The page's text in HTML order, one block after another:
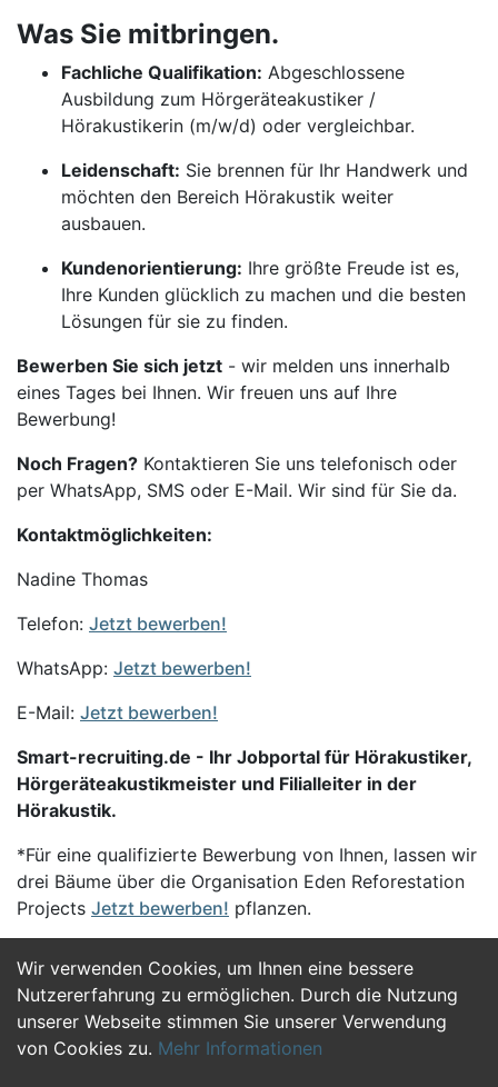
Wir verwenden Cookies, um Ihnen eine bessere
Nutzererfahrung zu ermöglichen. Durch die Nutzung
unserer Webseite stimmen Sie unserer Verwendung
von Cookies zu. Mehr Informationen
Was Sie mitbringen.
Fachliche Qualifikation: Abgeschlossene
Ausbildung zum Hörgeräteakustiker /
Hörakustikerin (m/w/d) oder vergleichbar.
Leidenschaft: Sie brennen für Ihr Handwerk und
möchten den Bereich Hörakustik weiter
ausbauen.
Kundenorientierung: Ihre größte Freude ist es,
Ihre Kunden glücklich zu machen und die besten
Lösungen für sie zu finden.
Bewerben Sie sich jetzt - wir melden uns innerhalb
eines Tages bei Ihnen. Wir freuen uns auf Ihre
Bewerbung!
Noch Fragen? Kontaktieren Sie uns telefonisch oder
per WhatsApp, SMS oder E-Mail. Wir sind für Sie da.
Kontaktmöglichkeiten:
Nadine Thomas
Telefon: Jetzt bewerben!
WhatsApp: Jetzt bewerben!
E-Mail: Jetzt bewerben!
Smart-recruiting.de - Ihr Jobportal für Hörakustiker,
Hörgeräteakustikmeister und Filialleiter in der
Hörakustik.
*Für eine qualifizierte Bewerbung von Ihnen, lassen wir
drei Bäume über die Organisation Eden Reforestation
Projects Jetzt bewerben! pflanzen.
Jetzt Bewerben